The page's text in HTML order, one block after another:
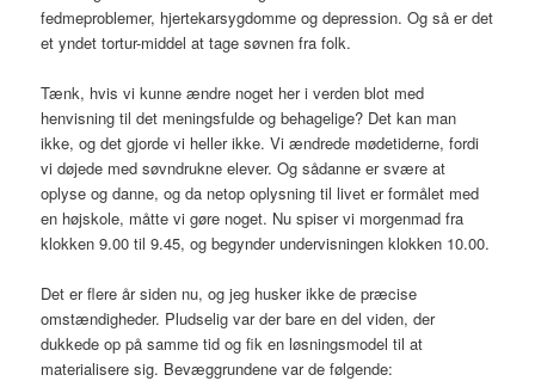
fedmeproblemer, hjertekarsygdomme og depression. Og så er det
et yndet tortur-middel at tage søvnen fra folk.
Tænk, hvis vi kunne ændre noget her i verden blot med
henvisning til det meningsfulde og behagelige? Det kan man
ikke, og det gjorde vi heller ikke. Vi ændrede mødetiderne, fordi
vi døjede med søvndrukne elever. Og sådanne er svære at
oplyse og danne, og da netop oplysning til livet er formålet med
en højskole, måtte vi gøre noget. Nu spiser vi morgenmad fra
klokken 9.00 til 9.45, og begynder undervisningen klokken 10.00.
Det er flere år siden nu, og jeg husker ikke de præcise
omstændigheder. Pludselig var der bare en del viden, der
dukkede op på samme tid og fik en løsningsmodel til at
materialisere sig. Bevæggrundene var de følgende: